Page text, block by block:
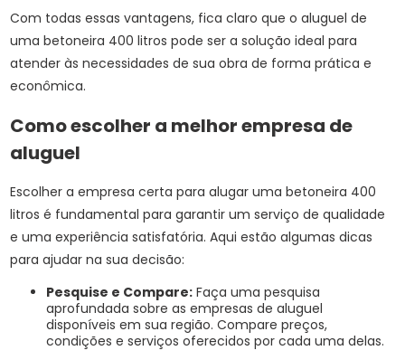
Com todas essas vantagens, fica claro que o aluguel de
uma betoneira 400 litros pode ser a solução ideal para
atender às necessidades de sua obra de forma prática e
econômica.
Como escolher a melhor empresa de
aluguel
Escolher a empresa certa para alugar uma betoneira 400
litros é fundamental para garantir um serviço de qualidade
e uma experiência satisfatória. Aqui estão algumas dicas
para ajudar na sua decisão:
Pesquise e Compare: Faça uma pesquisa
aprofundada sobre as empresas de aluguel
disponíveis em sua região. Compare preços,
condições e serviços oferecidos por cada uma delas.